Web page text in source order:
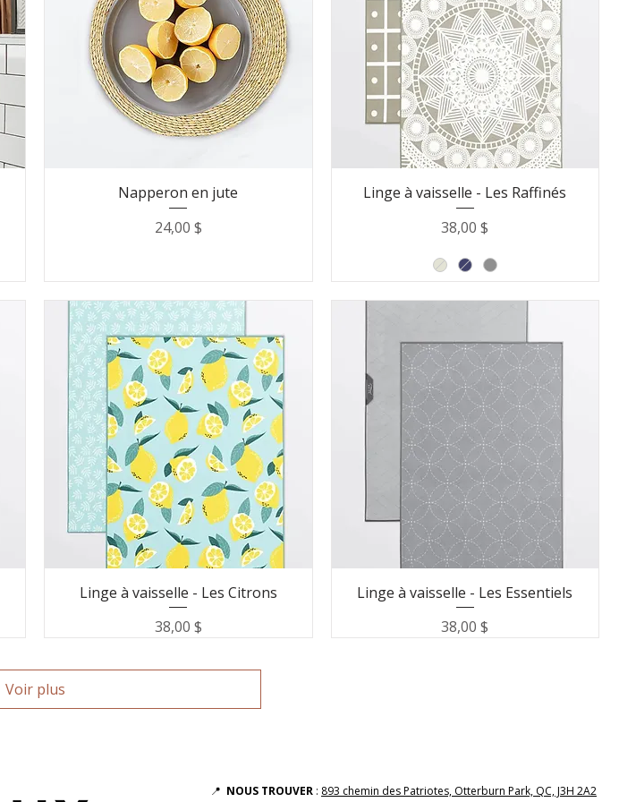
Napperon en jute
Prix
24,00 $
Linge à vaisselle - Les Raffinés
Prix
38,00 $
Linge à vaisselle - Les Citrons
Prix
38,00 $
Linge à vaisselle - Les Essentiels
Prix
38,00 $
Voir plus
📍 NOUS TROUVER : 893 chemin des Patriotes, Otterburn Park, QC, J3H 2A2